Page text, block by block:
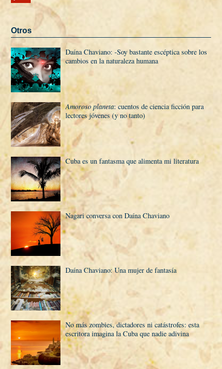
Otros
Daí­na Chaviano: -Soy bastante escéptica sobre los
cambios en la naturaleza humana 
Amoroso planeta: cuentos de ciencia ficción para
lectores jóvenes (y no tanto)
Cuba es un fantasma que alimenta mi literatura
Nagari conversa con Daí­na Chaviano
Daí­na Chaviano: Una mujer de fantasí­a
No más zombies, dictadores ni catástrofes: esta
escritora imagina la Cuba que nadie adivina